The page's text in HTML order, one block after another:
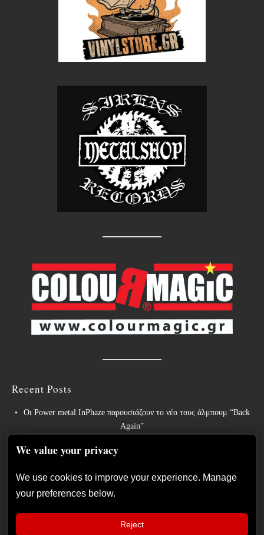
Recent Posts
Οι Power metal InPhaze παρουσιάζουν το νέο τους άλμπουμ “Back
Again”
Οι BELPHEGOR ολοκληρώνουν τις εργασίες για το 13ο στούντιο
Οι θρύλοι του heavy metal ACCEPT κυκλοφορούν την
επανηχογραφημένη εκδοχή του «Save Us».
Sleep: Ανακοινώνουν το νέο άλμπουμ “Hempispheres” – Ακούστε το
νέο single “The Morrisist”
We value your privacy
We use cookies to improve your experience. Manage
your preferences below.
Reject